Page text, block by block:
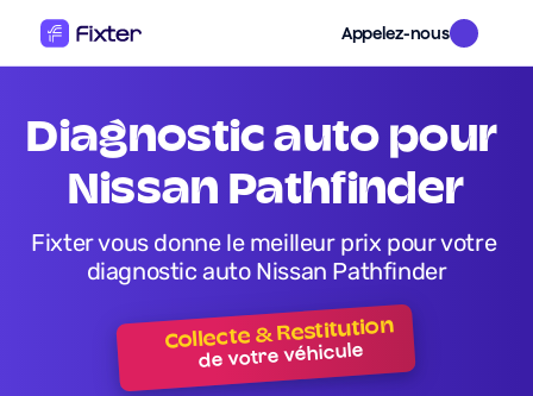
Appelez-nous
diagnostic auto pour
Nissan Pathfinder
Fixter vous donne le meilleur prix pour votre
diagnostic auto Nissan Pathfinder
Collecte & Restitution
de votre véhicule